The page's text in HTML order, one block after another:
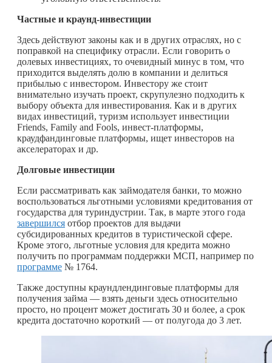
Частные и краунд-инвестиции
Здесь действуют законы как и в других отраслях, но с
поправкой на специфику отрасли. Если говорить о
долевых инвестициях, то очевидный минус в том, что
приходится выделять долю в компании и делиться
прибылью с инвестором. Инвестору же стоит
внимательно изучать проект, скрупулезно подходить к
выбору объекта для инвестирования. Как и в других
видах инвестиций, туризм использует инвестиции
Friends, Family and Fools, инвест-платформы,
краудфандинговые платформы, ищет инвесторов на
акселераторах и др.
Долговые инвестиции
Если рассматривать как займодателя банки, то можно
воспользоваться льготными условиями кредитования от
государства для туриндустрии. Так, в марте этого года
завершился отбор проектов для выдачи
субсидированных кредитов в туристической сфере.
Кроме этого, льготные условия для кредита можно
получить по программам поддержки МСП, например по
программе № 1764.
Также доступны краундлендинговые платформы для
получения займа — взять деньги здесь относительно
просто, но процент может достигать 30 и более, а срок
кредита достаточно короткий — от полугода до 3 лет.